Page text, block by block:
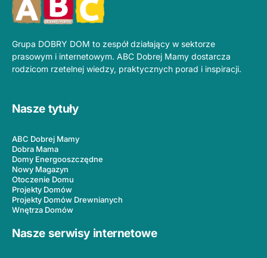
Grupa DOBRY DOM to zespół działający w sektorze
prasowym i internetowym. ABC Dobrej Mamy dostarcza
rodzicom rzetelnej wiedzy, praktycznych porad i inspiracji.
Nasze tytuły
ABC Dobrej Mamy
Dobra Mama
Domy Energooszczędne
Nowy Magazyn
Otoczenie Domu
Projekty Domów
Projekty Domów Drewnianych
Wnętrza Domów
Nasze serwisy internetowe